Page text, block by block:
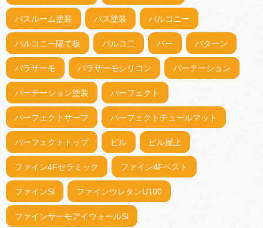
バスルーム塗装 バス塗装 バルコニー
バルコニー隔て板 バルコ二 バー パターン
パラサーモ パラサーモシリコン パーテーション
パーテーション塗装 パーフェクト
パーフェクトサーフ パーフェクトテュールマット
パーフェクトトップ ビル ビル屋上
ファイン4Fセラミック ファイン4Fベスト
ファインSi ファインウレタンU100
ファインサーモアイウォールSi